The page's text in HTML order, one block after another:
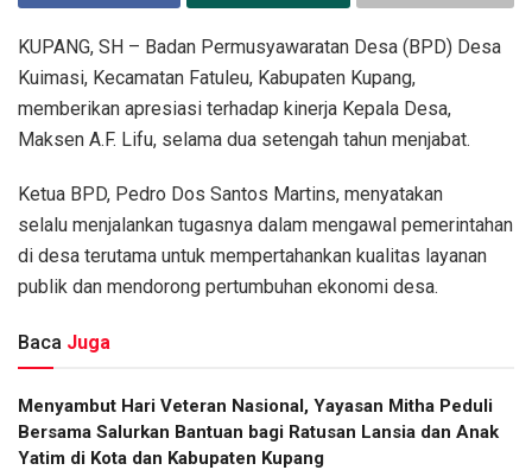
KUPANG, SH – Badan Permusyawaratan Desa (BPD) Desa
Kuimasi, Kecamatan Fatuleu, Kabupaten Kupang,
memberikan apresiasi terhadap kinerja Kepala Desa,
Maksen A.F. Lifu, selama dua setengah tahun menjabat.
Ketua BPD, Pedro Dos Santos Martins, menyatakan
selalu menjalankan tugasnya dalam mengawal pemerintahan
di desa terutama untuk mempertahankan kualitas layanan
publik dan mendorong pertumbuhan ekonomi desa.
Baca Juga
​Menyambut Hari Veteran Nasional, Yayasan Mitha Peduli
Bersama Salurkan Bantuan bagi Ratusan Lansia dan Anak
Yatim di Kota dan Kabupaten Kupang